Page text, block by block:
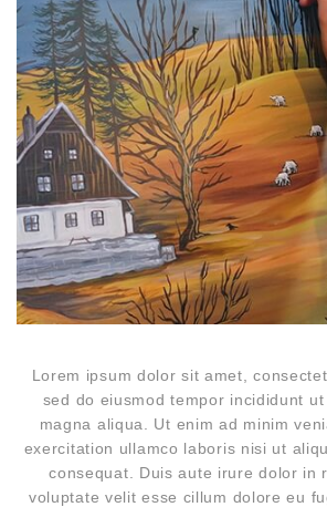
Lorem ipsum dolor sit amet,
sed do eiusmod tempor incididunt
magna aliqua. Ut enim ad minim
exercitation ullamco laboris nisi ut
consequat. Duis aute irure dolor in
voluptate velit esse cillum dolore eu